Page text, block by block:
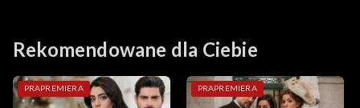
Rekomendowane dla Ciebie
PRAPREMIERA PRAPREMIERA